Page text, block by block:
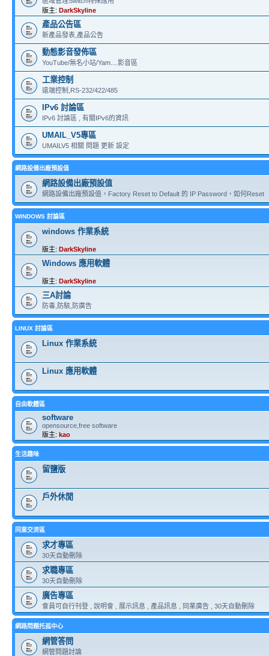
版主: DarkSkyline
產品公告區
新產品發表,產品公告
動態影音發佈區
YouTube/無名小站/Yam....影音區
工業控制
遠端控制,RS-232/422/485
IPv6 討論區
IPv6 討論區 , 有關IPv6的資訊
UMAIL_V5專區
UMAILV5 相關 問題 更新 設定
網路設備出廠預設值
網路設備出廠預設值
網路設備出廠預設值，Factory Reset to Default 的 IP Password，如何Reset
WINDOWS 討論區
windows 作業系統
版主: DarkSkyline
Windows 應用軟體
版主: DarkSkyline
三A討論
防毒,防駭,防廣告
LINUX 討論區
Linux 作業系統
Linux 應用軟體
自由軟體區
software
opensource,free software
版主: kao
生活趣味
留鹽版
戶外休閒
同業交流區
求才專區
30天自動刪除
求職專區
30天自動刪除
廣告專區
會員可自行刊登 , 說明會 , 展示訊息 , 產品訊息 , 同業廣告 , 30天自動刪除
網路問題托孤中心
網管答問
網管問題討論